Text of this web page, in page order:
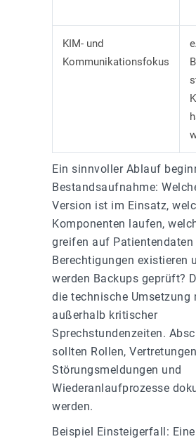
KIM- und
Kommunikationsfokus
Ein sinnvoller Ablauf
Bestandsaufnahme:
Version ist im Einsatz,
Komponenten laufen,
greifen auf Patientendaten
Berechtigungen existieren
werden Backups geprüft?
die technische Umsetzung
außerhalb kritischer
Sprechstundenzeiten.
sollten Rollen,
Störungsmeldungen und
Wiederanlaufprozesse
werden.
Beispiel Einsteigerfall: